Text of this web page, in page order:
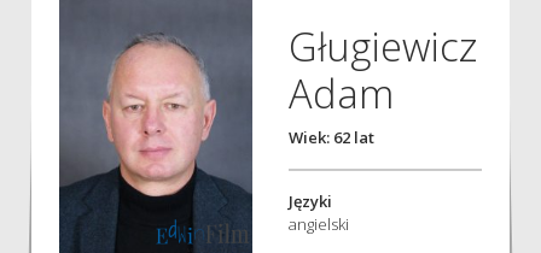
Gługiewicz
Adam
Wiek: 62 lat
Języki
angielski